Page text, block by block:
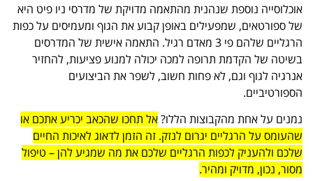
אוכלוסייה נוספת שנהנית מהתאמה מדויקת של מדרסי ניו פיט היא
של ספורטאים, שמפעילים באופן קבוע את הגוף ומעמיסים על כפות
הרגליים שלהם פי 3 מאדם רגיל. התאמה אישית של המדרסים
בשיטה של הקדמת תרופה למכה יכולה למנוע פציעות, להחזיר
אנרגיה לגוף וגם, לא פחות חשוב, לשפר את הביצועים
הספורטיביים.
נמנים על אחת מהקבוצות הללו?אל תחכו שהכאב יכריע אתכם או
שהעומס על הרגליים יגרום לנזק. זה הזמן לדאוג לאיכות החיים
שלכם ולהעניק לכפות הרגליים שלכם את מה שמגיע להן – טיפול
מסור, נכון, מדויק ומהיר.